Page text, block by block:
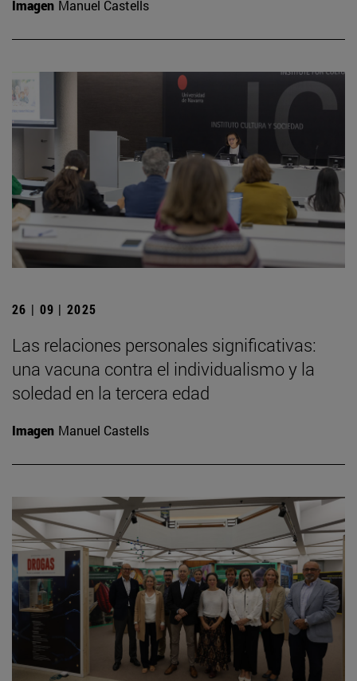
Imagen Manuel Castells
26 | 09 | 2025
Las relaciones personales significativas:
una vacuna contra el individualismo y la
soledad en la tercera edad
Imagen Manuel Castells